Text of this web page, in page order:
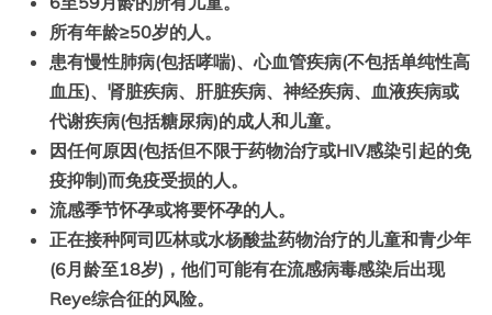
所有年龄≥50岁的人。
患有慢性肺病(包括哮喘)、心血管疾病(不包括单纯性高
血压)、肾脏疾病、肝脏疾病、神经疾病、血液疾病或
代谢疾病(包括糖尿病)的成人和儿童。
因任何原因(包括但不限于药物治疗或HIV感染引起的免
疫抑制)而免疫受损的人。
流感季节怀孕或将要怀孕的人。
正在接种阿司匹林或水杨酸盐药物治疗的儿童和青少年
(6月龄至18岁) ， 他们可能有在流感病毒感染后出现
Reye综合征的风险。